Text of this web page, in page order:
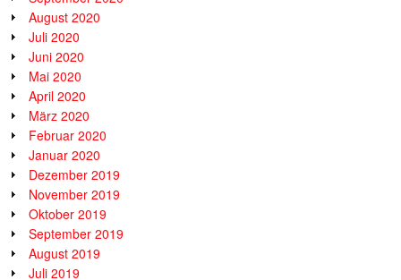
August 2020
Juli 2020
Juni 2020
Mai 2020
April 2020
März 2020
Februar 2020
Januar 2020
Dezember 2019
November 2019
Oktober 2019
September 2019
August 2019
Juli 2019